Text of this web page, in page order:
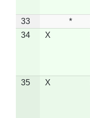
33 *
34
X
35 X